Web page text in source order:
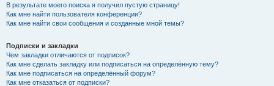
В результате моего поиска я получил пустую страницу!
Как мне найти пользователя конференции?
Как мне найти свои сообщения и созданные мной темы?
Подписки и закладки
Чем закладки отличаются от подписок?
Как мне сделать закладку или подписаться на определённую тему?
Как мне подписаться на определённый форум?
Как мне отказаться от подписки?